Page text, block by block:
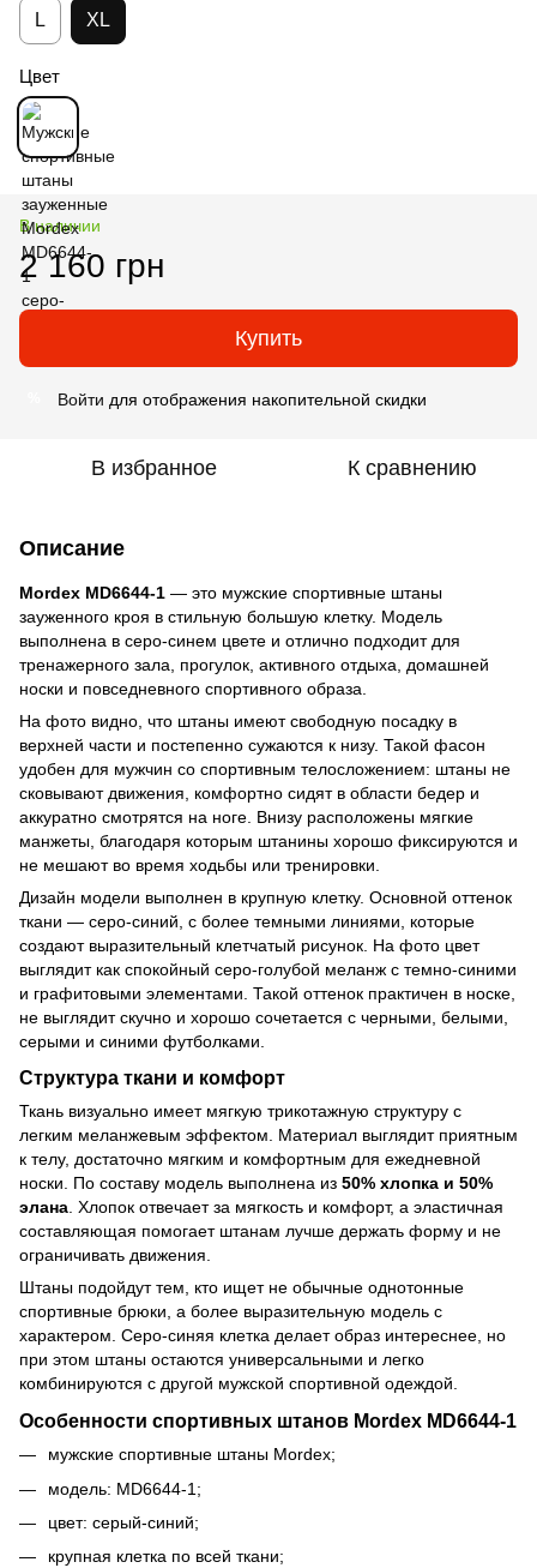
L XL
Цвет
В наличии
2 160 грн
Купить
Войти для отображения накопительной скидки
В избранное К сравнению
Описание
Mordex MD6644-1 — это мужские спортивные штаны
зауженного кроя в стильную большую клетку. Модель
выполнена в серо-синем цвете и отлично подходит для
тренажерного зала, прогулок, активного отдыха, домашней
носки и повседневного спортивного образа.
На фото видно, что штаны имеют свободную посадку в
верхней части и постепенно сужаются к низу. Такой фасон
удобен для мужчин со спортивным телосложением: штаны не
сковывают движения, комфортно сидят в области бедер и
аккуратно смотрятся на ноге. Внизу расположены мягкие
манжеты, благодаря которым штанины хорошо фиксируются и
не мешают во время ходьбы или тренировки.
Дизайн модели выполнен в крупную клетку. Основной оттенок
ткани — серо-синий, с более темными линиями, которые
создают выразительный клетчатый рисунок. На фото цвет
выглядит как спокойный серо-голубой меланж с темно-синими
и графитовыми элементами. Такой оттенок практичен в носке,
не выглядит скучно и хорошо сочетается с черными, белыми,
серыми и синими футболками.
Структура ткани и комфорт
Ткань визуально имеет мягкую трикотажную структуру с
легким меланжевым эффектом. Материал выглядит приятным
к телу, достаточно мягким и комфортным для ежедневной
носки. По составу модель выполнена из 50% хлопка и 50%
элана. Хлопок отвечает за мягкость и комфорт, а эластичная
составляющая помогает штанам лучше держать форму и не
ограничивать движения.
Штаны подойдут тем, кто ищет не обычные однотонные
спортивные брюки, а более выразительную модель с
характером. Серо-синяя клетка делает образ интереснее, но
при этом штаны остаются универсальными и легко
комбинируются с другой мужской спортивной одеждой.
Особенности спортивных штанов Mordex MD6644-1
мужские спортивные штаны Mordex;
модель: MD6644-1;
цвет: серый-синий;
крупная клетка по всей ткани;